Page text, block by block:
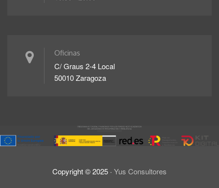
Oficinas
C/ Graus 2-4 Local
50010 Zaragoza
Copyright ©2025 · Yus Consultores